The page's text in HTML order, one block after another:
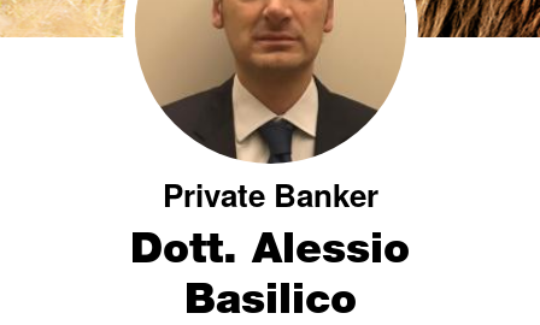
Private Banker
Dott. Alessio
Basilico